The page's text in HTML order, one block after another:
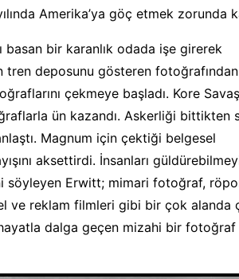
Amerika’ya göç etmek zorunda
basan bir karanlık odada işe girerek
tren deposunu gösteren
çekmeye başladı. Kore
ün kazandı. Askerliği bittikten
Magnum için çektiği belgesel
aksettirdi. İnsanları
söyleyen Erwitt; mimari fotoğraf,
ve reklam filmleri gibi bir çok alanda
dalga geçen mizahi bir fotoğraf